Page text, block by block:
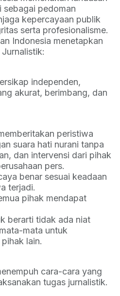
sebagai pedoman
kepercayaan publik
serta profesionalisme.
Indonesia menetapkan
independen,
akurat, berimbang, dan
peristiwa
suara hati nurani tanpa
dan intervensi dari pihak
pers.
benar sesuai keadaan
terjadi.
pihak mendapat
berarti tidak ada niat
mata untuk
lain.
cara-cara yang
tugas jurnalistik.